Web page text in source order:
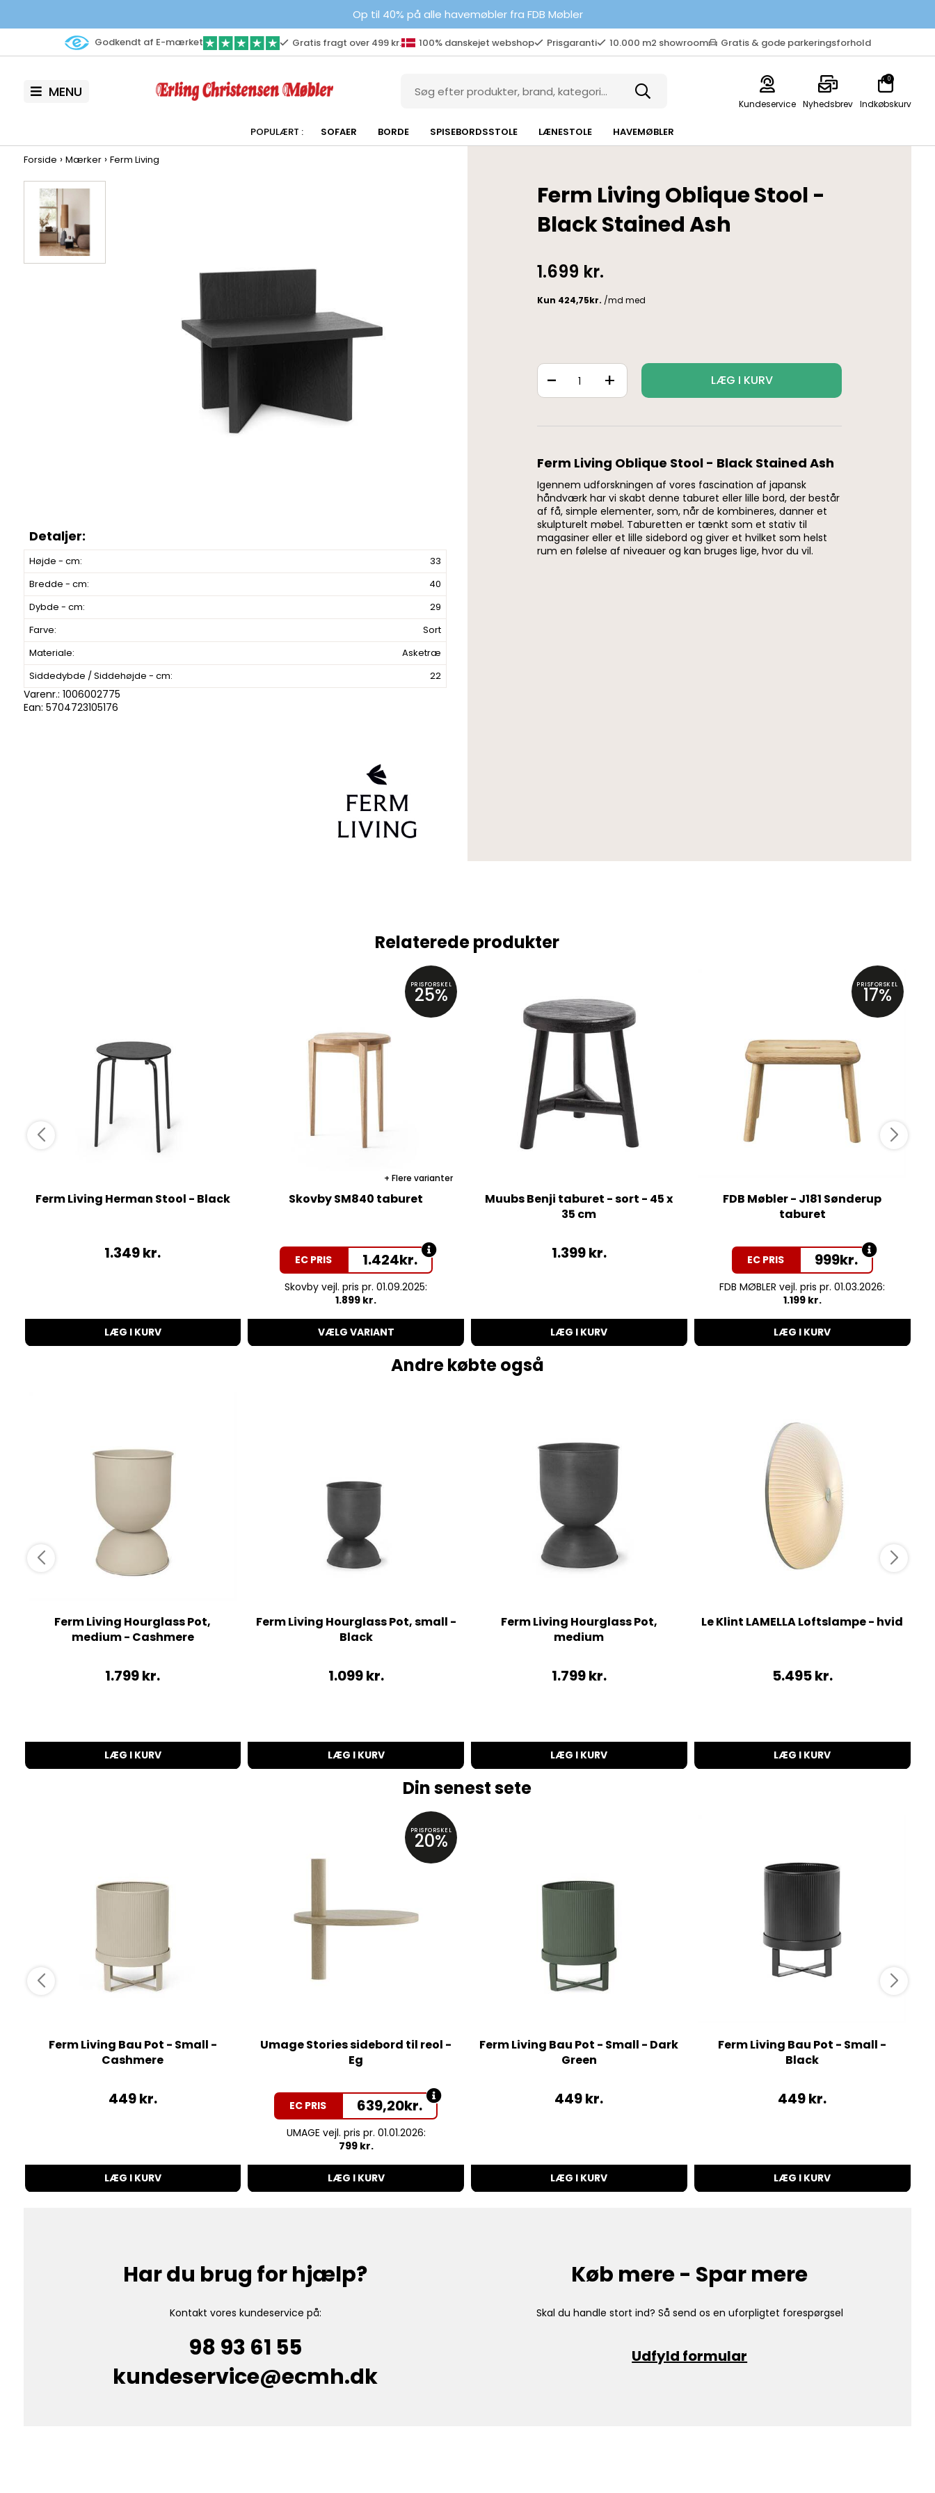
Op til 40% på alle havemøbler fra FDB Møbler
Godkendt af E-mærket Gratis fragt over 499 kr. 100% danskejet webshop Prisgaranti 10.000 m2 showroom Gratis & gode parkeringsforhold
MENU
Kundeservice Nyhedsbrev Indkøbskurv
0
SOFAER BORDE SPISEBORDSSTOLE LÆNESTOLE HAVEMØBLER
Forside › Mærker› Ferm Living
Højde - cm:
33
Bredde - cm:
40
Dybde - cm:
29
Farve:
Sort
Materiale:
Asketræ
Siddedybde / Siddehøjde - cm:
22
Varenr.: 1006002775
Ean: 5704723105176
Ferm Living Oblique Stool -
Black Stained Ash
1.699 kr.
+
- LÆG I KURV
Ferm Living Oblique Stool - Black Stained Ash
Igennem udforskningen af vores fascination af japansk
håndværk har vi skabt denne taburet eller lille bord, der består
af få, simple elementer, som, når de kombineres, danner et
skulpturelt møbel. Taburetten er tænkt som et stativ til
magasiner eller et lille sidebord og giver et hvilket som helst
rum en følelse af niveauer og kan bruges lige, hvor du vil.
Relaterede produkter
Ferm Living Herman Stool - Black
1.349kr.
LÆG I KURV
PRISFORSKEL
25%
Flere varianter
Skovby SM840 taburet
EC PRIS 1.424kr.
Skovby vejl. pris pr. 01.09.2025:
1.899 kr.
VÆLG VARIANT
Muubs Benji taburet - sort - 45 x
35 cm
1.399kr.
LÆG I KURV
PRISFORSKEL
17%
FDB Møbler - J181 Sønderup
taburet
EC PRIS 999kr.
FDB MØBLER vejl. pris pr. 01.03.2026:
1.199 kr.
LÆG I KURV
Andre købte også
Ferm Living Hourglass Pot,
medium - Cashmere
1.799kr.
LÆG I KURV
Ferm Living Hourglass Pot, small -
Black
1.099kr.
LÆG I KURV
Ferm Living Hourglass Pot,
medium
1.799kr.
LÆG I KURV
Le Klint LAMELLA Loftslampe - hvid
5.495kr.
LÆG I KURV
Din senest sete
Ferm Living Bau Pot - Small -
Cashmere
449kr.
LÆG I KURV
PRISFORSKEL
20%
Umage Stories sidebord til reol -
Eg
EC PRIS 639,20kr.
UMAGE vejl. pris pr. 01.01.2026:
799 kr.
LÆG I KURV
Ferm Living Bau Pot - Small - Dark
Green
449kr.
LÆG I KURV
Ferm Living Bau Pot - Small -
Black
449kr.
LÆG I KURV
Har du brug for hjælp?
Kontakt vores kundeservice på:
98 93 61 55
kundeservice@ecmh.dk
Køb mere - Spar mere
Skal du handle stort ind? Så send os en uforpligtet forespørgsel
Udfyld formular